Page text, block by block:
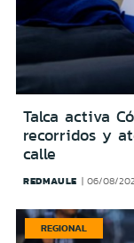
Talca activa
recorridos y
calle
REDMAULE 06/08/
REGIONAL